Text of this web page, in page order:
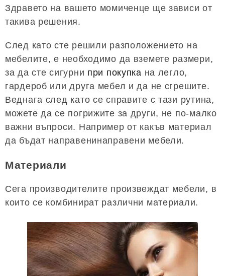
Здравето на вашето момиченце ще зависи от
такива решения.
След като сте решили разположението на
мебелите, е необходимо да вземете размери,
за да сте сигурни при покупка на легло,
гардероб или друга мебел и да не сгрешите.
Веднага след като се справите с тази рутина,
можете да се погрижите за други, не по-малко
важни въпроси. Например от какъв материал
да бъдат направенинаправени мебели.
Материали
Сега производителите произвеждат мебели, в
които се комбинират различни материали.